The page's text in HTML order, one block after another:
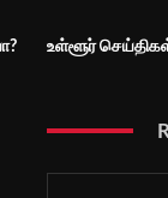
உள்ளூர்